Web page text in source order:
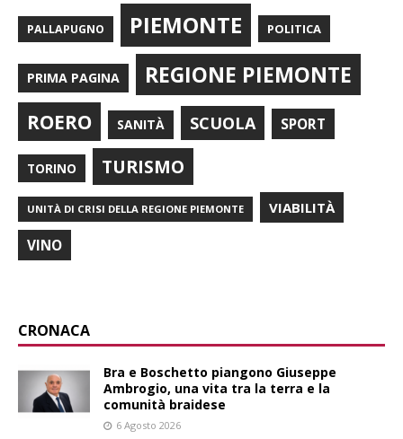
PALLAPUGNO PIEMONTE POLITICA
PRIMA PAGINA REGIONE PIEMONTE
ROERO SANITÀ SCUOLA SPORT
TORINO TURISMO
UNITÀ DI CRISI DELLA REGIONE PIEMONTE VIABILITÀ
VINO
CRONACA
Bra e Boschetto piangono Giuseppe
Ambrogio, una vita tra la terra e la
comunità braidese
6 Agosto 2026